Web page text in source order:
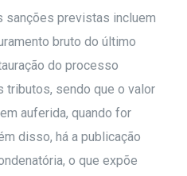
sanções previstas incluem
bruto do último
do processo
tributos, sendo que o valor
auferida, quando for
disso, há a publicação
o que expõe